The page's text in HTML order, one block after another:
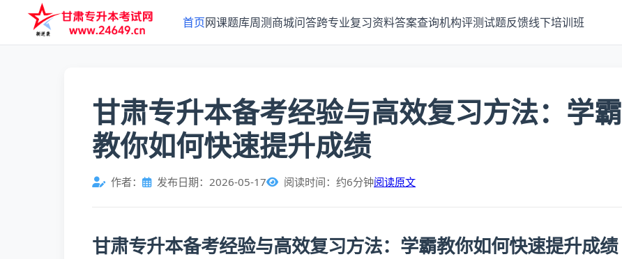
首页网课题库周测商城问答跨专业复习资料答案查询机构评测试题反馈线下培训班
甘肃专升本备考经验与高效复习方法：学霸
教你如何快速提升成绩
作者： 发布日期：2026-05-17 阅读时间：约6分钟阅读原文
甘肃专升本备考经验与高效复习方法：学霸教你如何快速提升成绩